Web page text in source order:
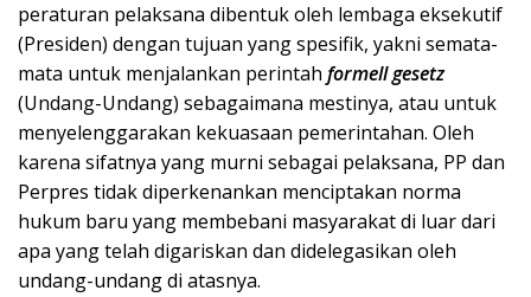
peraturan pelaksana dibentuk oleh lembaga eksekutif
(Presiden) dengan tujuan yang spesifik, yakni semata-
mata untuk menjalankan perintah formell gesetz
(Undang-Undang) sebagaimana mestinya, atau untuk
menyelenggarakan kekuasaan pemerintahan. Oleh
karena sifatnya yang murni sebagai pelaksana, PP dan
Perpres tidak diperkenankan menciptakan norma
hukum baru yang membebani masyarakat di luar dari
apa yang telah digariskan dan didelegasikan oleh
undang-undang di atasnya.